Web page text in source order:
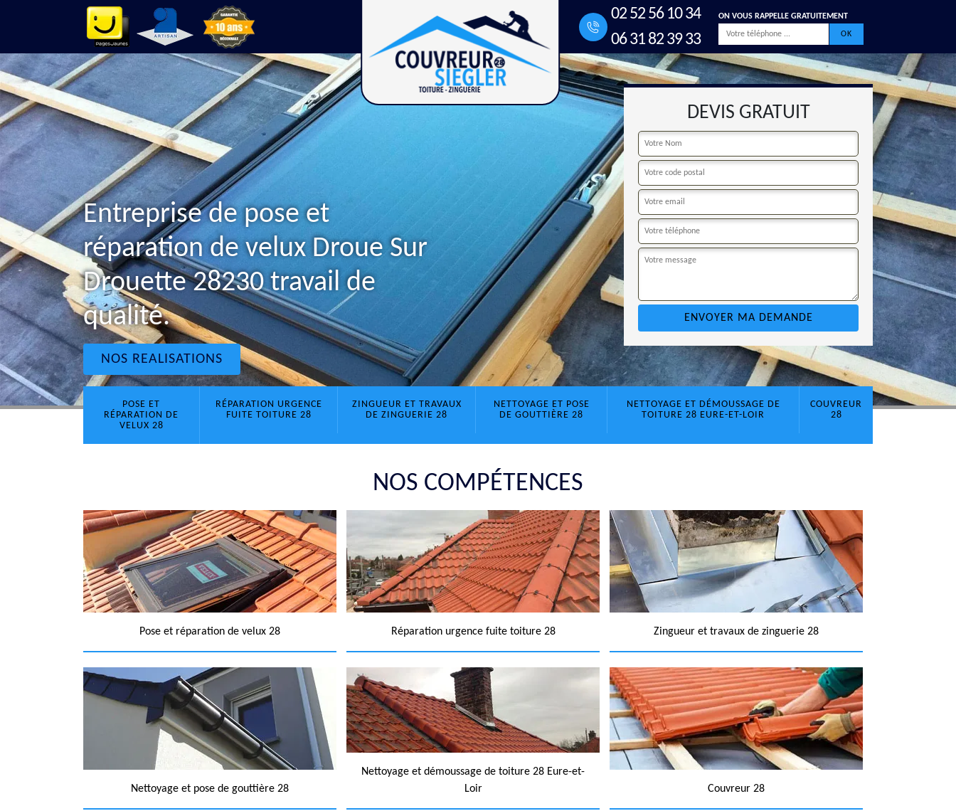
02 52 56 10 34
06 31 82 39 33
ON VOUS RAPPELLE GRATUITEMENT
Entreprise de pose et
réparation de velux Droue Sur
Drouette 28230 travail de
qualité.
NOS REALISATIONS
DEVIS GRATUIT
POSE ET
RÉPARATION DE
VELUX 28
RÉPARATION URGENCE
FUITE TOITURE 28
ZINGUEUR ET TRAVAUX
DE ZINGUERIE 28
NETTOYAGE ET POSE
DE GOUTTIÈRE 28
NETTOYAGE ET DÉMOUSSAGE DE
TOITURE 28 EURE-ET-LOIR
COUVREUR
28
NOS COMPÉTENCES
Pose et réparation de velux 28 Réparation urgence fuite toiture 28 Zingueur et travaux de zinguerie 28
Nettoyage et pose de gouttière 28
Nettoyage et démoussage de toiture 28 Eure-et-
Loir
Couvreur 28